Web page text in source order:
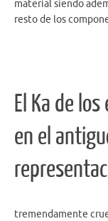
material siendo
resto de los
El Ka de
en el
tremendamente